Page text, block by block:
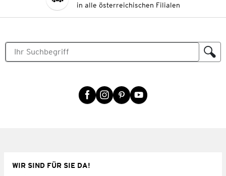
in alle österreichischen Filialen
WIR SIND FÜR SIE DA!